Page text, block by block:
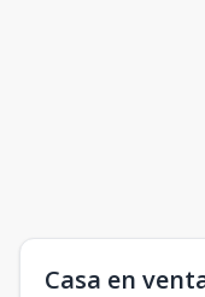
Casa en